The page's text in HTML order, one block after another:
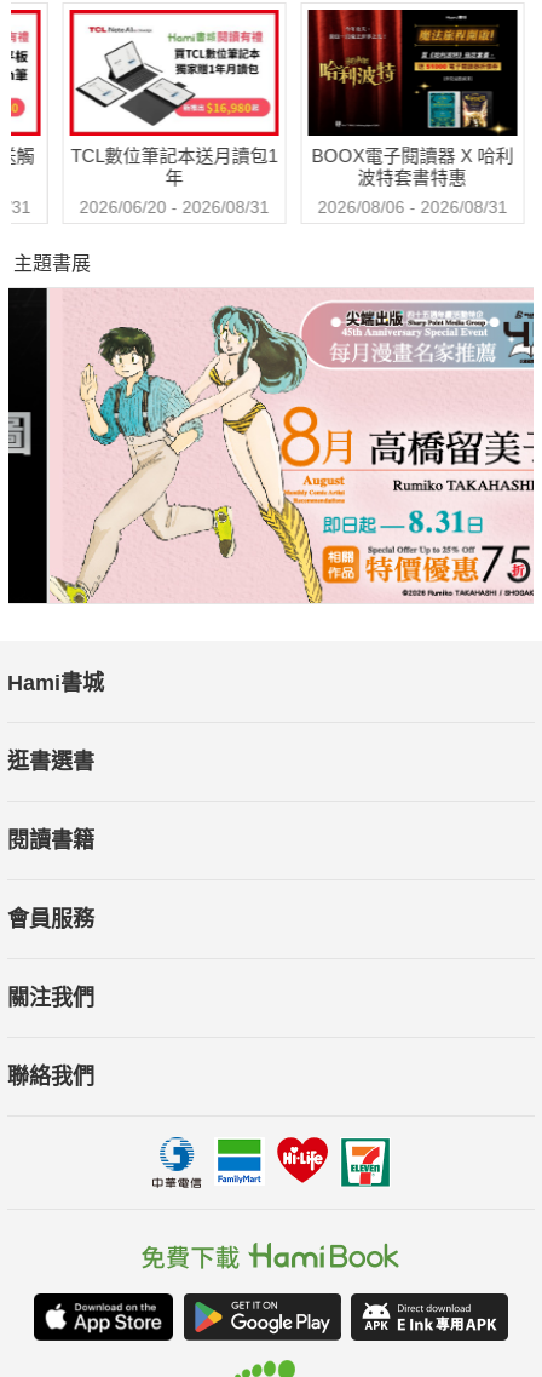
國立中央大學客家語文暨社會科學學系客家語文研究所碩士生
經歷：
‧ 中等學校語文領域本土語文客語文教師
‧ 國教署國中客語非同步直播共學教師
‧ 講客廣播電臺「後生Hak到你」節目企劃、製作、剪輯與主持
‧ 哈客網路學院「食衣住行育樂」教學情境短劇演員
‧ 「臺灣客語語音資料庫」四縣腔、海陸腔、大埔腔發音員縣市
語文競賽客語演說／客語朗讀評判委員
‧ 全國大專校院學生本國語文競賽客家語作文電腦打字組第一
名、客家語演說第一名、客家語作文書寫組第二名
‧ 全國語文競賽客家語演說高中組、社會組特優
通過
‧ 國中客語文授課教師增能研習、桃園市客家事務局薪傳師課程
‧ 109-111學年度議題融入教案收錄於臺南大學教案示例彙編"
的謬誤
TCL數位筆記本送月讀包1
年
2026/06/20 - 2026/08/31
BOOX電子閱讀器 X 哈利
波特套書特惠
2026/08/06 - 2026/08/31
主題書展
Hami書城
逛書選書
閱讀書籍
會員服務
關注我們
聯絡我們